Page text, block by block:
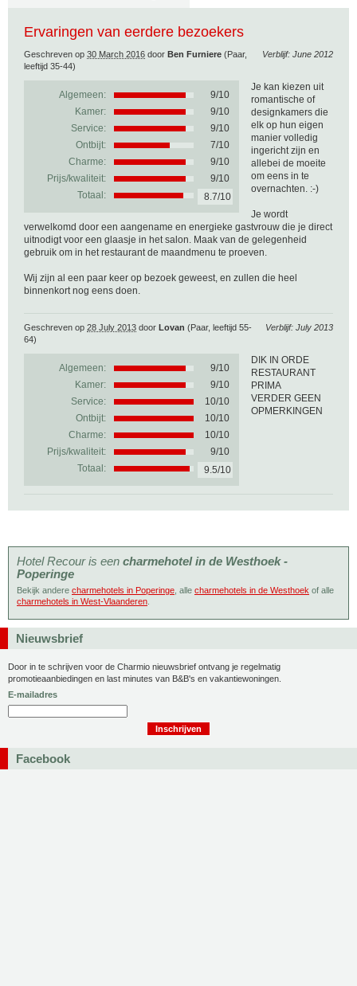
Ervaringen van eerdere bezoekers
Verblijf: June 2012
Geschreven op 30 March 2016 door Ben Furniere (Paar,
leeftijd 35-44)
Algemeen: 9/10
Kamer:
9/10
Service:
9/10
Ontbijt:
7/10
Charme:
9/10
Prijs/kwaliteit:
9/10
Totaal:
8.7/10
Je kan kiezen uit
romantische of
designkamers die
elk op hun eigen
manier volledig
ingericht zijn en
allebei de moeite
om eens in te
overnachten. :-)
Je wordt
verwelkomd door een aangename en energieke gastvrouw die je direct
uitnodigt voor een glaasje in het salon. Maak van de gelegenheid
gebruik om in het restaurant de maandmenu te proeven.
Wij zijn al een paar keer op bezoek geweest, en zullen die heel
binnenkort nog eens doen.
Verblijf: July 2013
Geschreven op 28 July 2013 door Lovan (Paar, leeftijd 55-
64)
Algemeen: 9/10
Kamer:
9/10
Service:
10/10
Ontbijt:
10/10
Charme:
10/10
Prijs/kwaliteit:
9/10
Totaal:
9.5/10
DIK IN ORDE
RESTAURANT
PRIMA
VERDER GEEN
OPMERKINGEN
Hotel Recour is een charmehotel in de Westhoek -
Poperinge
Bekijk andere charmehotels in Poperinge , alle charmehotels in de Westhoek of alle
charmehotels in West-Vlaanderen
Nieuwsbrief
Door in te schrijven voor de Charmio nieuwsbrief ontvang je regelmatig
promotieaanbiedingen en last minutes van B&B's en vakantiewoningen.
E-mailadres
Facebook